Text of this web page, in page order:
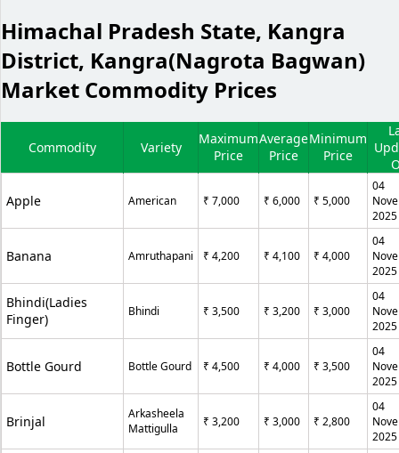
Himachal Pradesh State, Kangra
District, Kangra(Nagrota Bagwan)
Market Commodity Prices
Commodity Variety
Maximum
Price
Average
Price
Minimum
Price
Apple American ₹ 7,000 ₹ 6,000 ₹ 5,000
04
2025
Banana Amruthapani ₹ 4,200 ₹ 4,100 ₹ 4,000
04
2025
Bhindi(Ladies
Finger)
Bhindi ₹ 3,500 ₹ 3,200 ₹ 3,000
04
2025
Bottle Gourd Bottle Gourd ₹ 4,500 ₹ 4,000 ₹ 3,500
04
2025
Brinjal
Arkasheela
Mattigulla
₹ 3,200 ₹ 3,000 ₹ 2,800
04
2025